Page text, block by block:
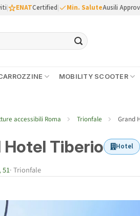
| ENATCertified| Min. SaluteAusili
MOBILITY SCOOTER
accessibili Roma Trionfale Grand
Hotel Tiberio Hotel
51· Trionfale